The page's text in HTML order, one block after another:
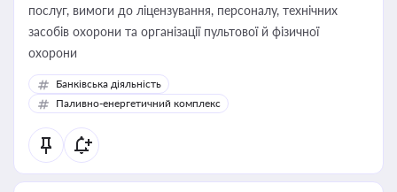
послуг, вимоги до ліцензування, персоналу, технічних
засобів охорони та організації пультової й фізичної
охорони
Банківська діяльність
Паливно-енергетичний комплекс